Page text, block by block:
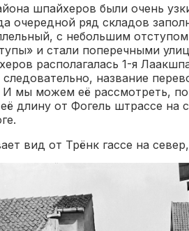
шпайхеров были очень
очередной ряд складов
с небольшим
и стали поперечными
располагалась 1-я
название
И мы можем её рассмотреть,
длину от Фогель штрассе на
вид от Трёнк гассе на